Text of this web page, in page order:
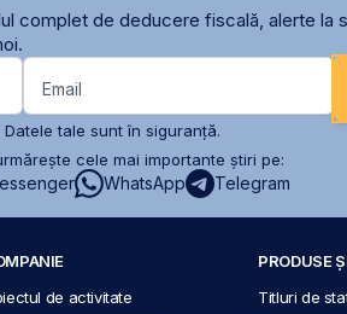
complet de deducere fiscală, alerte la
Email
tale sunt în siguranță.
cele mai importante știri pe:
WhatsApp Telegram
de activitate
PRODUSE
Titluri de